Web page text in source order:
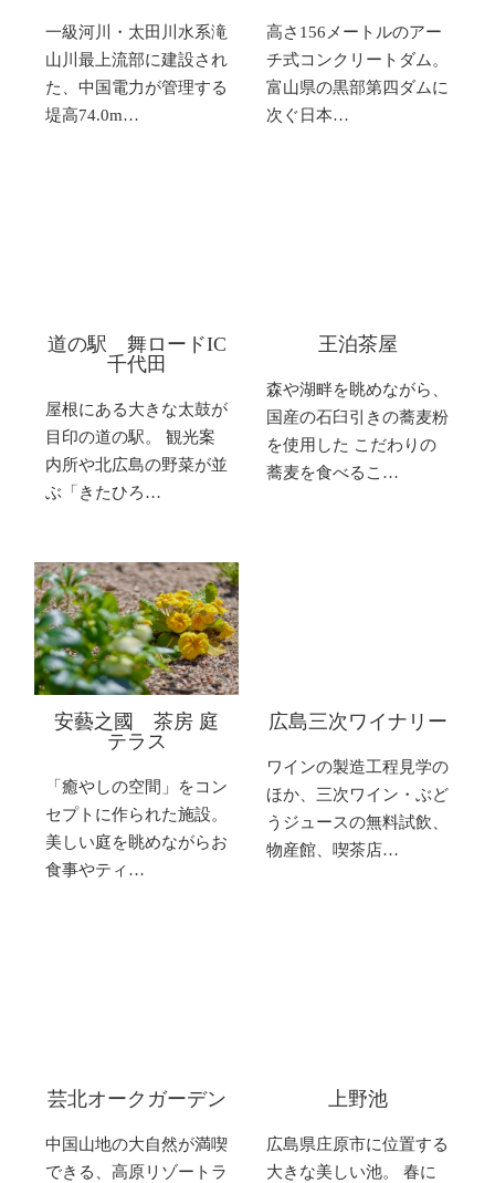
一級河川・太田川水系滝
山川最上流部に建設され
た、中国電力が管理する
堤高74.0m…
高さ156メートルのアー
チ式コンクリートダム。
富山県の黒部第四ダムに
次ぐ日本…
道の駅 舞ロードIC
千代田
屋根にある大きな太鼓が
目印の道の駅。 観光案
内所や北広島の野菜が並
ぶ「きたひろ…
王泊茶屋
森や湖畔を眺めながら、
国産の石臼引きの蕎麦粉
を使用した こだわりの
蕎麦を食べるこ…
安藝之國 茶房 庭
テラス
「癒やしの空間」をコン
セプトに作られた施設。
美しい庭を眺めながらお
食事やティ…
広島三次ワイナリー
ワインの製造工程見学の
ほか、三次ワイン・ぶど
うジュースの無料試飲、
物産館、喫茶店…
芸北オークガーデン
中国山地の大自然が満喫
できる、高原リゾートラ
上野池
広島県庄原市に位置する
大きな美しい池。 春に